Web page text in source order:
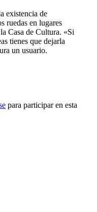
existencia de
ruedas en lugares
Casa de Cultura. «Si
tienes que dejarla
un usuario.
para participar en esta